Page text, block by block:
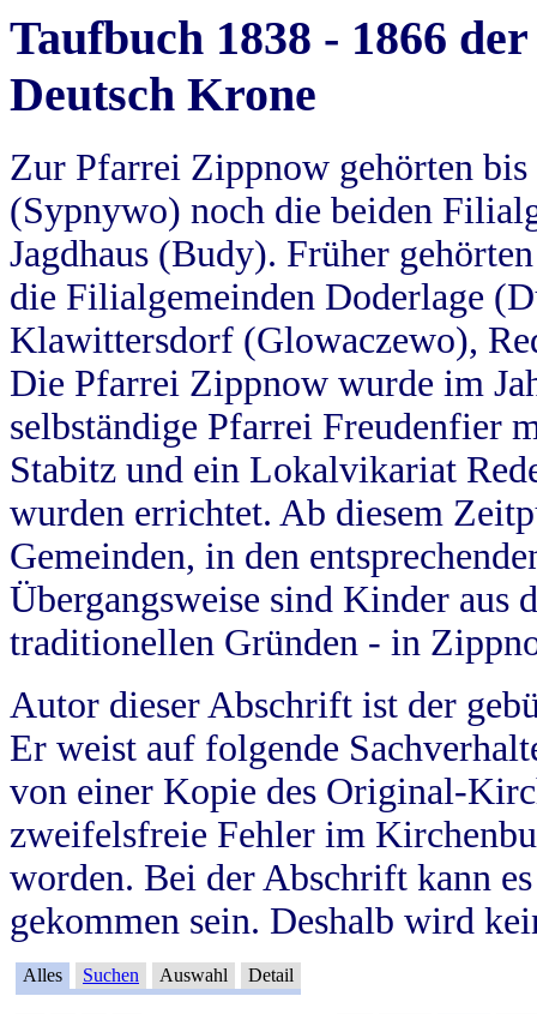
Taufbuch 1838 - 1866
Deutsch Krone
Zur Pfarrei Zippnow gehörten
(Sypnywo) noch die beiden
Jagdhaus (Budy). Früher
die Filialgemeinden Doderlage
Klawittersdorf (Glowaczewo),
Die Pfarrei Zippnow wurde im
selbständige Pfarrei Freudenfier
Stabitz und ein Lokalvikariat
wurden errichtet. Ab diesem
Gemeinden, in den
Übergangsweise sind Kinder aus
traditionellen Gründen - in
Autor dieser Abschrift ist der
Er weist auf folgende
von einer Kopie des Original-
zweifelsfreie Fehler im
worden. Bei der Abschrift kann
gekommen sein. Deshalb wird
Alles Suchen Auswahl Detail